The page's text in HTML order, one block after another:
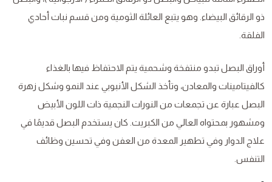
ذو الرقائق البيضاء. وهو يتبع العائلة الثومية ومن قسم نبات أحادي
الفلقة.
أوراق البصل تبدو منتفخة وشحمية يتم الاحتفاظ فيها بالغذاء
كالفيتامينات والمعادن، وتأخذ الشكل الأنبوبي عند النمو وشكل زهرة
البصل عبارة عن تجمعات من النورات النجمية ذات اللون الأبيض
ومشهور بمحتواه العالي من الكبريت. كان يستخدم البصل قديمًا في
علاج الدوار وفي تطهير المعدة من العفن وفي تحسين وظائف
التنفس.